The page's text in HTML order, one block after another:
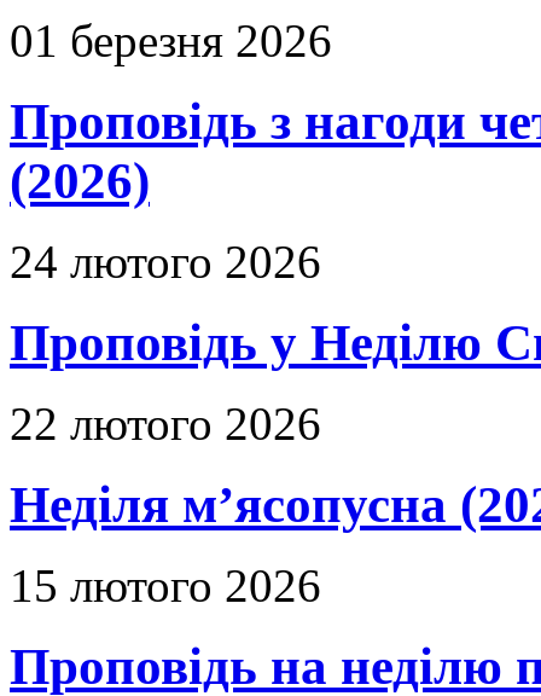
01 березня 2026
Проповідь з нагоди
(2026)
24 лютого 2026
Проповідь у Неділю
22 лютого 2026
Неділя м’ясопусна
15 лютого 2026
Проповідь на неділю